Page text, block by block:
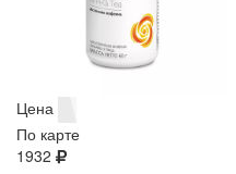
Цена
По карте
1932